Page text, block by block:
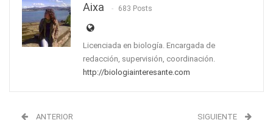
Aixa 683 Posts
Licenciada en biología. Encargada de
redacción, supervisión, coordinación.
http://biologiainteresante.com
ANTERIOR SIGUIENTE